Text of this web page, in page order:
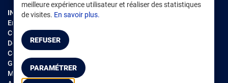
INFORMATIONS LÉGALES
Environnement
CGV /CGU Marketplace
Données personnelles
Cookies
Gérer mes cookies
Mentions légales
meilleure expérience utilisateur et réaliser des statistiques
de visites. En savoir plus.
REFUSER
PARAMÉTRER